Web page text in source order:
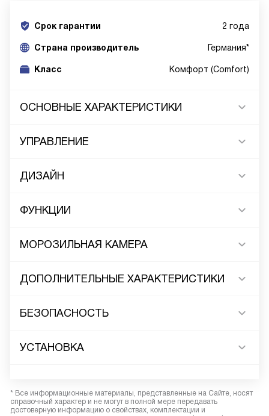
Срок гарантии 2 года
Cтрана производитель Германия*
Класс Комфорт (Comfort)
ОСНОВНЫЕ ХАРАКТЕРИСТИКИ
УПРАВЛЕНИЕ
ДИЗАЙН
ФУНКЦИИ
МОРОЗИЛЬНАЯ КАМЕРА
ДОПОЛНИТЕЛЬНЫЕ ХАРАКТЕРИСТИКИ
БЕЗОПАСНОСТЬ
УСТАНОВКА
* Все информационные материалы, представленные на Сайте, носят
справочный характер и не могут в полной мере передавать
достоверную информацию о свойствах, комплектации и